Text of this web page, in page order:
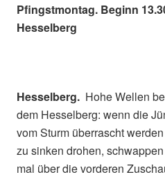
Pfingstmontag. Beginn
Hesselberg
Hesselberg. Hohe Wellen
dem Hesselberg: wenn die
vom Sturm überrascht
zu sinken drohen,
mal über die vorderen